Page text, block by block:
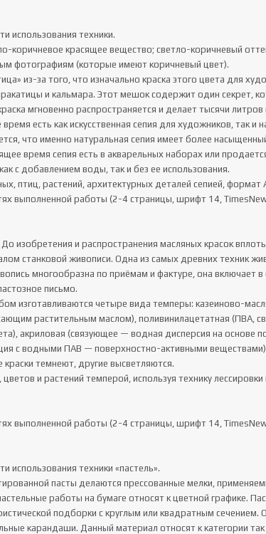
использования техники.
коричневое красящее вещество; светло-коричневый
фотографиям (которые имеют коричневый цвет).
из-за того, что изначально краска этого цвета для
и кальмара. Этот мешок содержит один секрет,
мгновенно распространяется и делает тысячи
есть как искусственная сепия для художников, так и
что именно натуральная сепия имеет более
время сепия есть в акварельных наборах или
с добавлением воды, так и без ее использования.
птиц, растений, архитектурных деталей сепией, формат
выполненной работы (2-4 страницы, шрифт 14,
изобретения и распространения масляных красок
станковой живописи. Одна из самых древних техник
многообразна по приёмам и фактуре, она включает в
письмо.
изготавливаются четыре вида темперы: казеиново-
растительным маслом), поливинилацетатная (ПВА,
акриловая (связующее — водная дисперсия на основе
с водными ПАВ — поверхностно-активными
темнеют, другие высветляются.
и растений темперой, используя технику лессировки
выполненной работы (2-4 страницы, шрифт 14,
использования техники «пастель».
пасты делаются прессованные мелки,
работы на бумаге относят к цветной графике.
подборки с круглым или квадратным сечением.
карандаши. Данный материал относят к категории